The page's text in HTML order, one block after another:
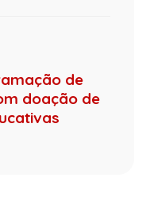
de
doação de